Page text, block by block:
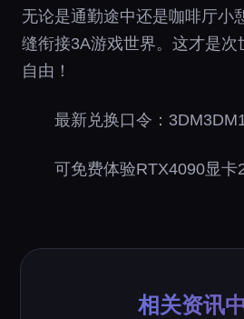
无论是通勤途中还是咖啡厅小
缝衔接3A游戏世界。这才是次
自由！
最新兑换口令：
可免费体验RTX4090显卡
相关资讯